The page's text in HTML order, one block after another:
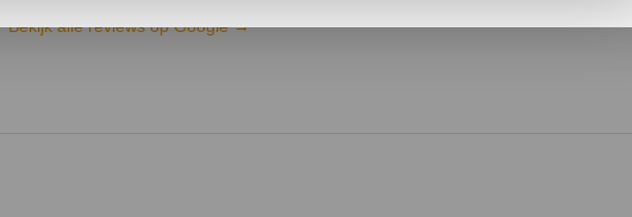
Bekijk alle reviews op Google →